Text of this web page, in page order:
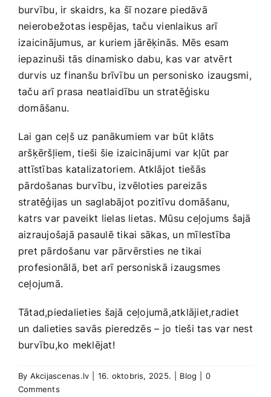
burvību, ‍ir skaidrs, ka šī nozare piedāvā
neierobežotas iespējas, ⁤taču vienlaikus arī
izaicinājumus, ar kuriem jārēķinās. Mēs​ esam
iepazinuši tās dinamisko dabu, kas var ⁣atvērt
durvis uz finanšu brīvību un personisko izaugsmi,
taču⁣ arī prasa‌ neatlaidību un stratēģisku
domāšanu.
Lai gan ceļš uz panākumiem var būt klāts
aršķēršļiem, tieši šie izaicinājumi ‌var kļūt par
attīstības katalizatoriem. Atklājot tiešās
⁤pārdošanas burvību, izvēloties ⁣pareizās
stratēģijas un saglabājot pozitīvu domāšanu,
katrs ​var paveikt ⁢lielas lietas. Mūsu ceļojums šajā
aizraujošajā pasaulē tikai⁣ sākas, un​ mīlestība
pret pārdošanu var pārvērsties⁣ ne tikai
‍profesionālā, bet arī ⁢personiskā⁤ izaugsmes‌
ceļojumā.
Tātad,piedalieties ​šajā ceļojumā,atklājiet,radiet⁤
un‍ dalieties savās⁤ pieredzēs⁢ – jo tieši tas ‌var nest
burvību,ko meklējat!
By Akcijascenas.lv 16. oktobris, 2025. Blog
0
Comments